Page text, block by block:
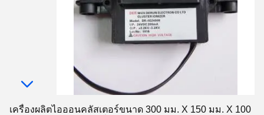
เครื่องผลิตไอออนคลัสเตอร์ขนาด 300 มม. X 150 มม. X 100